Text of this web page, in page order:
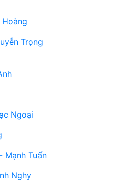
Trọng
Ngoại
Mạnh Tuấn
Nghy